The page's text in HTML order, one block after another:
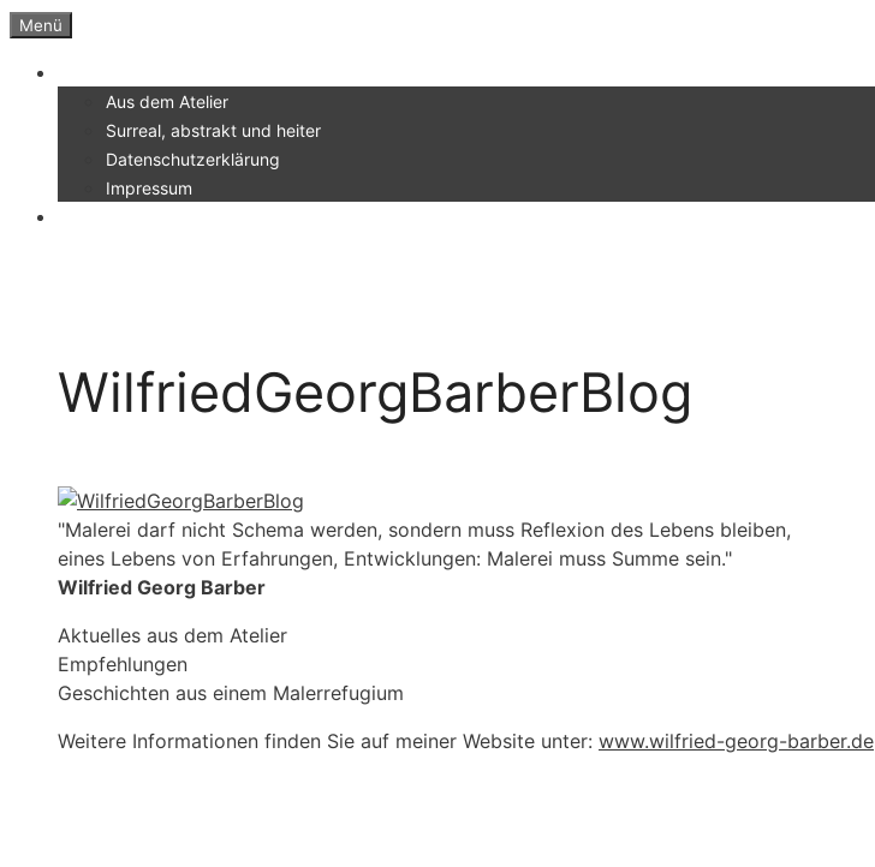
Zum
springen
Menü
Aus dem Atelier
Surreal, abstrakt und heiter
Datenschutzerklärung
Impressum
WilfriedGeorgBarberBlog
"Malerei darf nicht Schema werden, sondern muss Reflexion des Lebens bleiben,
eines Lebens von Erfahrungen, Entwicklungen: Malerei muss Summe sein."
Wilfried Georg Barber
Aktuelles aus dem Atelier
Empfehlungen
Geschichten aus einem Malerrefugium
Weitere Informationen finden Sie auf meiner Website unter: www.wilfried-georg-barber.de